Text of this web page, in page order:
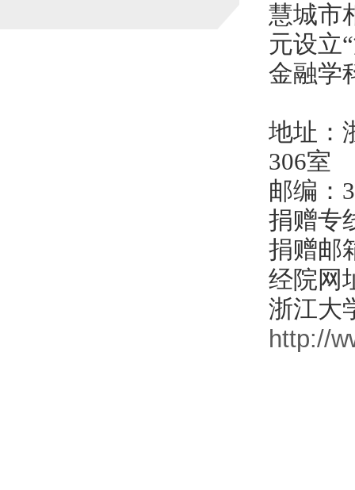
慧城市
元设立
金融学
地址：
306室
邮编：
捐赠专
捐赠邮
经院网
浙江大
http://